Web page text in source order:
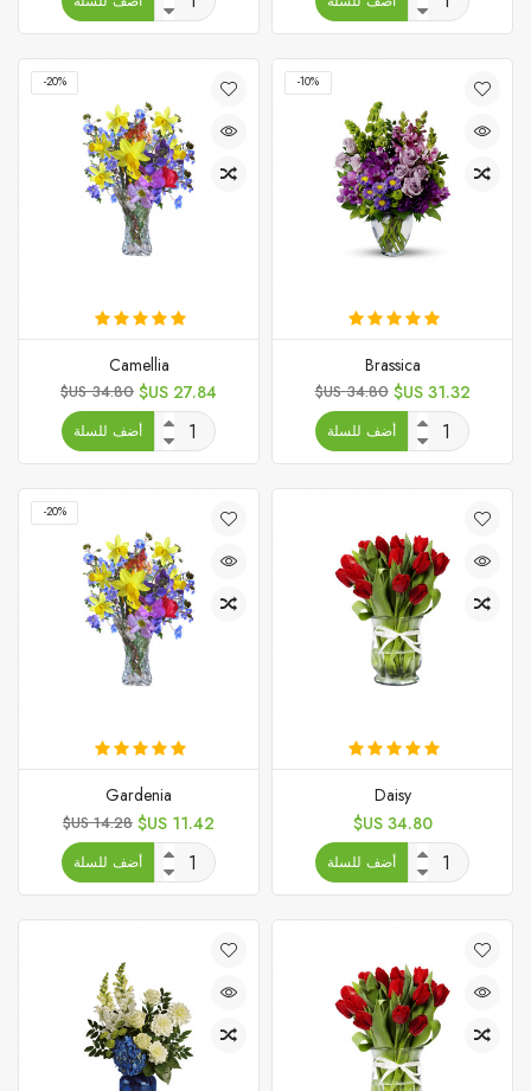
‎-10%
Brassica
السعر
31.32 US$
السعر
الأساسي
34.80 US$
أضف للسلة
‎-20%
Camellia
السعر
27.84 US$
السعر
الأساسي
34.80 US$
أضف للسلة
Daisy
السعر
34.80 US$
أضف للسلة
‎-20%
Gardenia
السعر
11.42 US$
السعر
الأساسي
14.28 US$
أضف للسلة